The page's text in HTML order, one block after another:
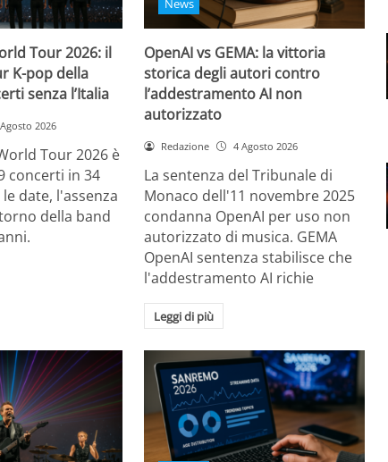
Tour 2026: il
K-pop della
senza l’Italia
2026
Tour 2026 è
concerti in 34
date, l'assenza
della band
News
OpenAI vs GEMA: la vittoria
storica degli autori contro
l’addestramento AI non
autorizzato
Redazione 4 Agosto 2026
La sentenza del Tribunale di
Monaco dell'11 novembre 2025
condanna OpenAI per uso non
autorizzato di musica. GEMA
OpenAI sentenza stabilisce che
l'addestramento AI richie
Leggi di più